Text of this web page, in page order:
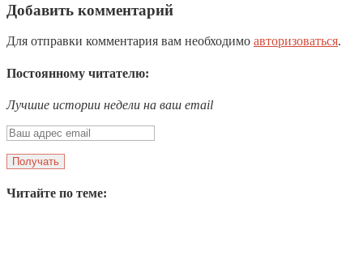
Добавить комментарий
Для отправки комментария вам необходимо авторизоваться.
Постоянному читателю:
Лучшие истории недели на ваш email
Читайте по теме: